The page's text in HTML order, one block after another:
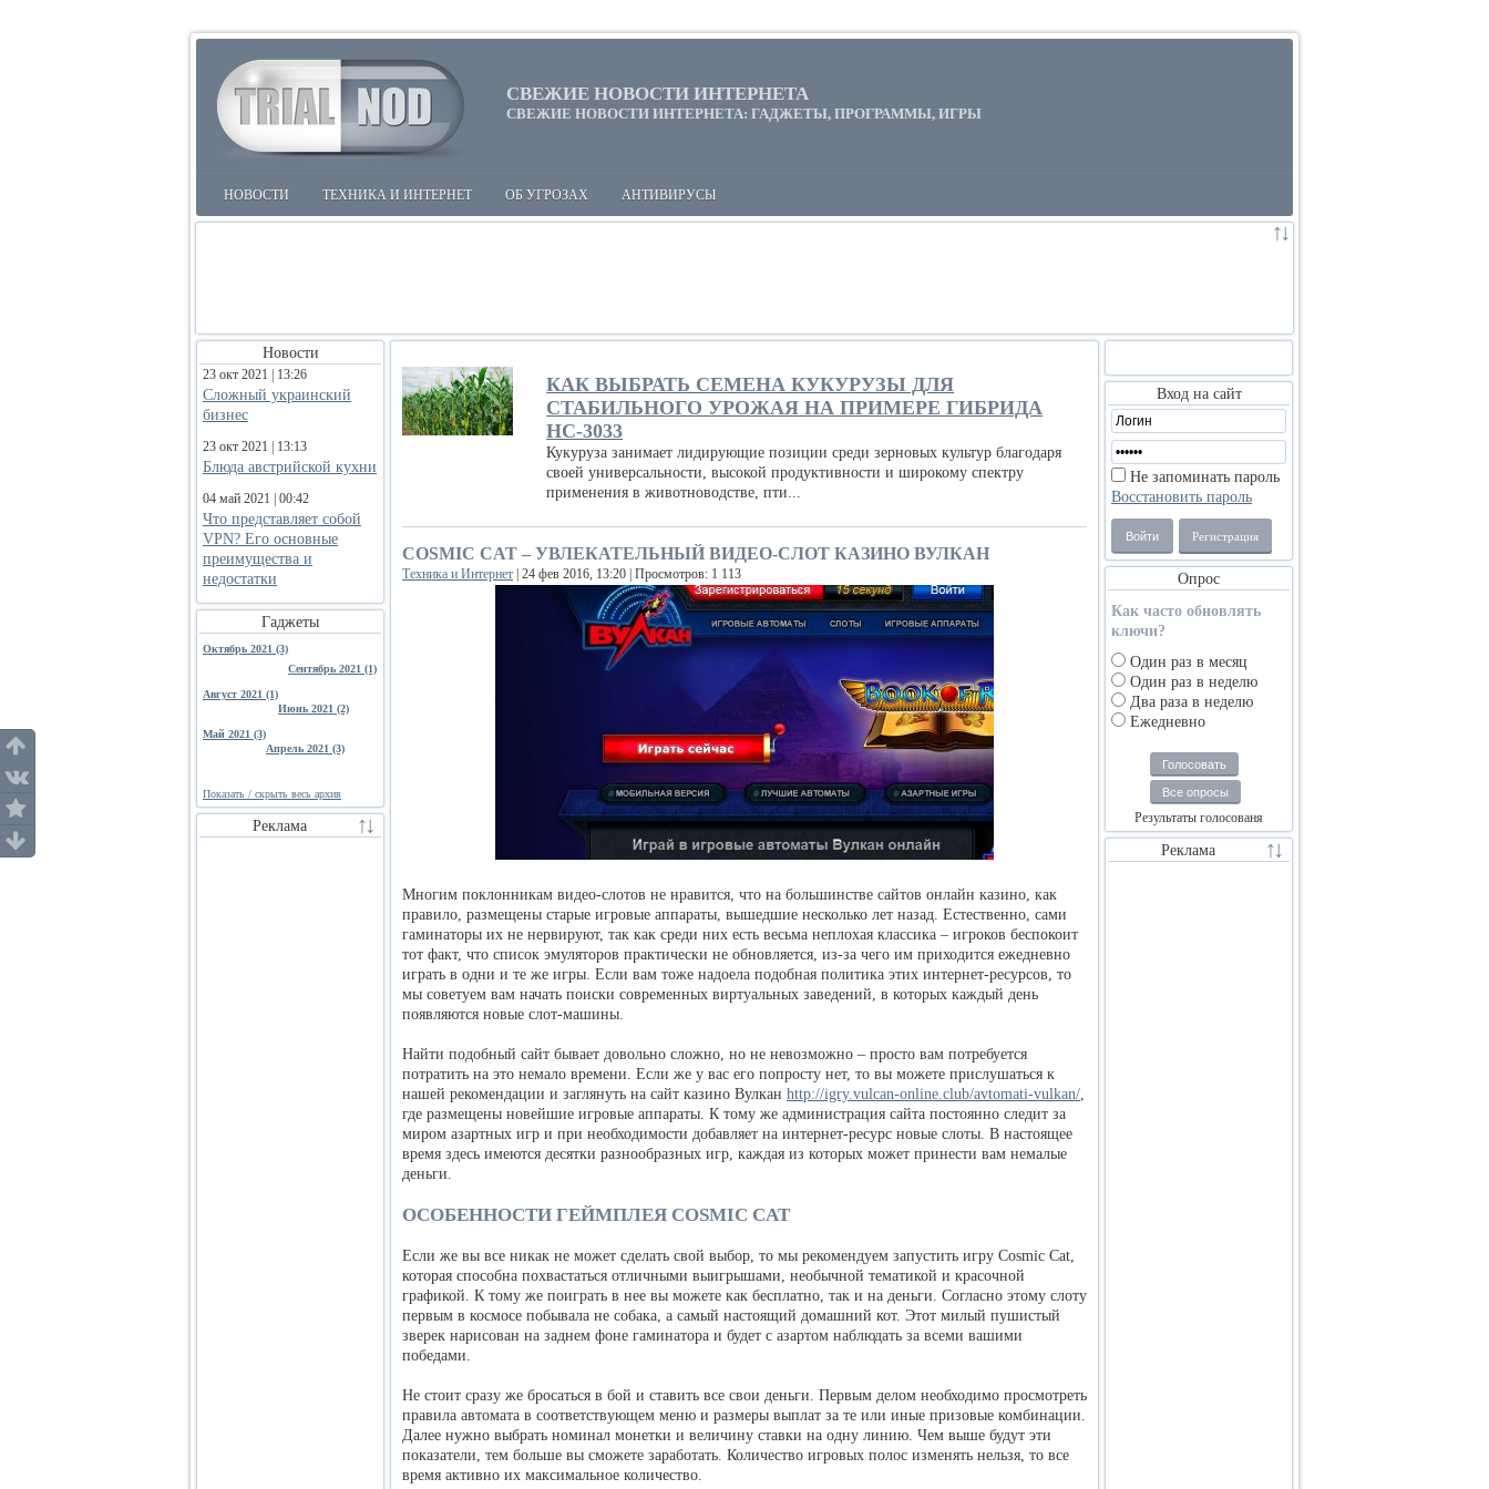
СВЕЖИЕ НОВОСТИ ИНТЕРНЕТА
СВЕЖИЕ НОВОСТИ ИНТЕРНЕТА: ГАДЖЕТЫ, ПРОГРАММЫ, ИГРЫ
НОВОСТИ ТЕХНИКА И ИНТЕРНЕТ ОБ УГРОЗАХ АНТИВИРУСЫ
Новости
23 окт 2021 | 13:26
Сложный украинский
бизнес
23 окт 2021 | 13:13
Блюда австрийской кухни
04 май 2021 | 00:42
Что представляет собой
VPN? Его основные
преимущества и
недостатки
Гаджеты
Октябрь 2021 (3)
Сентябрь 2021 (1)
Август 2021 (1)
Июнь 2021 (2)
Май 2021 (3)
Апрель 2021 (3)
Показать / скрыть весь архив
Реклама
КАК ВЫБРАТЬ СЕМЕНА КУКУРУЗЫ ДЛЯ
СТАБИЛЬНОГО УРОЖАЯ НА ПРИМЕРЕ ГИБРИДА
НС-3033
Кукуруза занимает лидирующие позиции среди зерновых культур благодаря
своей универсальности, высокой продуктивности и широкому спектру
применения в животноводстве, пти...
COSMIC CAT – УВЛЕКАТЕЛЬНЫЙ ВИДЕО-СЛОТ КАЗИНО ВУЛКАН
Техника и Интернет | 24 фев 2016, 13:20 | Просмотров: 1 113
Многим поклонникам видео-слотов не нравится, что на большинстве сайтов онлайн казино, как
правило, размещены старые игровые аппараты, вышедшие несколько лет назад. Естественно, сами
гаминаторы их не нервируют, так как среди них есть весьма неплохая классика – игроков беспокоит
тот факт, что список эмуляторов практически не обновляется, из-за чего им приходится ежедневно
играть в одни и те же игры. Если вам тоже надоела подобная политика этих интернет-ресурсов, то
мы советуем вам начать поиски современных виртуальных заведений, в которых каждый день
появляются новые слот-машины.
Найти подобный сайт бывает довольно сложно, но не невозможно – просто вам потребуется
потратить на это немало времени. Если же у вас его попросту нет, то вы можете прислушаться к
нашей рекомендации и заглянуть на сайт казино Вулкан http://igry.vulcan-online.club/avtomati-vulkan/,
где размещены новейшие игровые аппараты. К тому же администрация сайта постоянно следит за
миром азартных игр и при необходимости добавляет на интернет-ресурс новые слоты. В настоящее
время здесь имеются десятки разнообразных игр, каждая из которых может принести вам немалые
деньги.
ОСОБЕННОСТИ ГЕЙМПЛЕЯ COSMIC CAT
Если же вы все никак не может сделать свой выбор, то мы рекомендуем запустить игру Cosmic Cat,
которая способна похвастаться отличными выигрышами, необычной тематикой и красочной
графикой. К тому же поиграть в нее вы можете как бесплатно, так и на деньги. Согласно этому слоту
первым в космосе побывала не собака, а самый настоящий домашний кот. Этот милый пушистый
зверек нарисован на заднем фоне гаминатора и будет с азартом наблюдать за всеми вашими
победами.
Не стоит сразу же бросаться в бой и ставить все свои деньги. Первым делом необходимо просмотреть
правила автомата в соответствующем меню и размеры выплат за те или иные призовые комбинации.
Далее нужно выбрать номинал монетки и величину ставки на одну линию. Чем выше будут эти
показатели, тем больше вы сможете заработать. Количество игровых полос изменять нельзя, то все
время активно их максимальное количество.
Вход на сайт
Не запоминать пароль
Восстановить пароль
Войти Регистрация
Опрос
Как часто обновлять
ключи?
Один раз в месяц
Один раз в неделю
Два раза в неделю
Ежедневно
Голосовать
Все опросы
Результаты голосованя
Реклама